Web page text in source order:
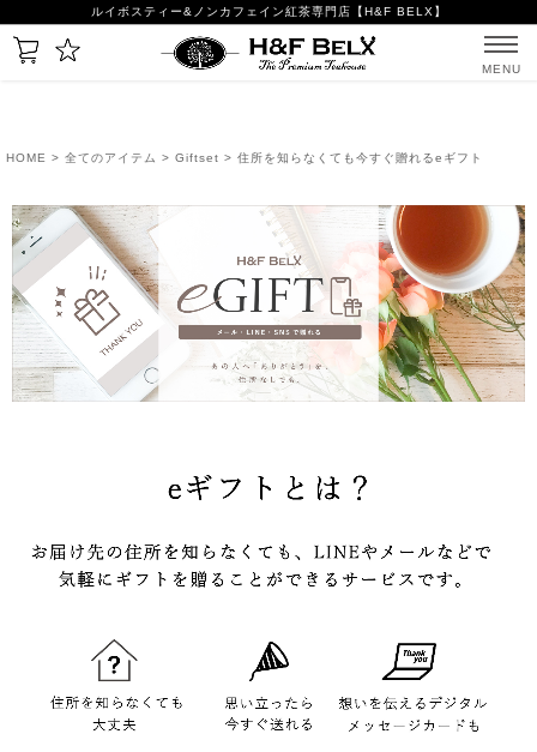
ルイボスティー&ノンカフェイン紅茶専門店【H&F BELX】
MENU
HOME > 全てのアイテム > Giftset > 住所を知らなくても今すぐ贈れるeギフト